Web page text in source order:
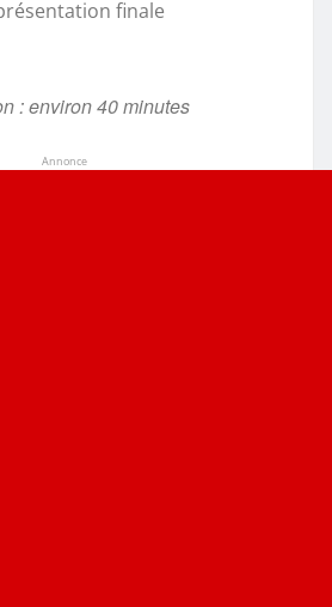
finale
: environ 40 minutes
Annonce